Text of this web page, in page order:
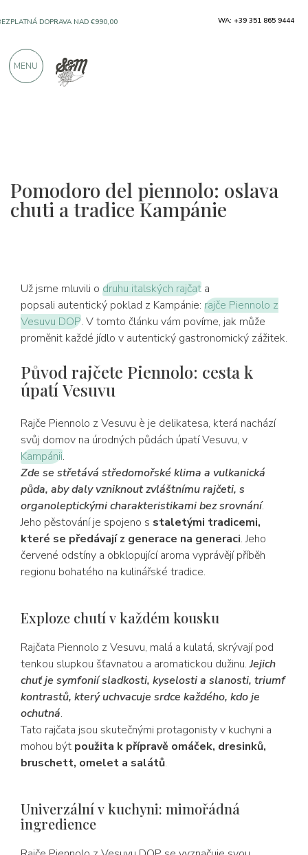
Pomodoro del piennolo: oslava
chuti a tradice Kampánie
Už jsme mluvili o druhu italských rajčat a
popsali autentický poklad z Kampánie: rajče Piennolo z
Vesuvu DOP. V tomto článku vám povíme, jak může
proměnit každé jídlo v autentický gastronomický zážitek.
Původ rajčete Piennolo: cesta k
úpatí Vesuvu
Rajče Piennolo z Vesuvu è je delikatesa, která nachází
svůj domov na úrodných půdách úpatí Vesuvu, v
Kampánii.
Zde se střetává středomořské klima a vulkanická
půda, aby daly vzniknout zvláštnímu rajčeti, s
organoleptickými charakteristikami bez srovnání.
Jeho pěstování je spojeno s staletými tradicemi,
které se předávají z generace na generaci. Jeho
červené odstíny a obklopující aroma vyprávějí příběh
regionu bohatého na kulinářské tradice.
Exploze chutí v každém kousku
Rajčata Piennolo z Vesuvu, malá a kulatá, skrývají pod
tenkou slupkou šťavnatou a aromatickou dužinu.Jejich
chuť je symfonií sladkosti, kyselosti a slanosti, triumf
kontrastů, který uchvacuje srdce každého, kdo je
ochutná.
Tato rajčata jsou skutečnými protagonisty v kuchyni a
mohou být použita k přípravě omáček, dresinků,
bruschett, omelet a salátů.
Univerzální v kuchyni: mimořádná
ingredience
PRODUKTY OD VYNIKAJÍCÍCH VÝROBCŮ
NEŽ 900 POZITIVNÍCH RECENZÍ
WA: +39 351 865 9444
MENU